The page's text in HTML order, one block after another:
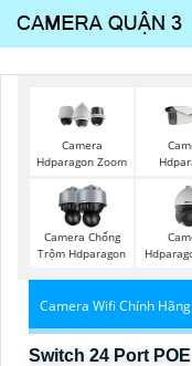
Camera
Hdparagon Zoom
Camera Chống
Trộm Hdparagon
Camera Wifi Chính Hãng
Switch 24 Port